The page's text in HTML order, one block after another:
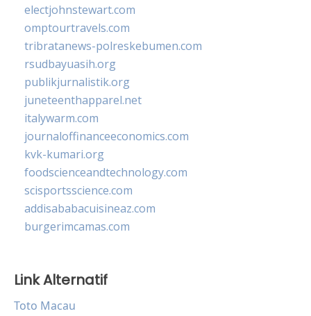
electjohnstewart.com
omptourtravels.com
tribratanews-polreskebumen.com
rsudbayuasih.org
publikjurnalistik.org
juneteenthapparel.net
italywarm.com
journaloffinanceeconomics.com
kvk-kumari.org
foodscienceandtechnology.com
scisportsscience.com
addisababacuisineaz.com
burgerimcamas.com
Link Alternatif
Toto Macau